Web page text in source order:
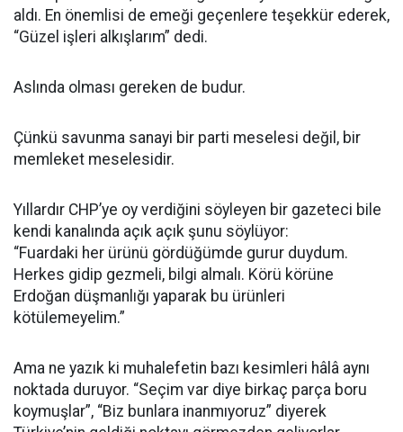
aldı. En önemlisi de emeği geçenlere teşekkür ederek,
“Güzel işleri alkışlarım” dedi.
Aslında olması gereken de budur.
Çünkü savunma sanayi bir parti meselesi değil, bir
memleket meselesidir.
Yıllardır CHP’ye oy verdiğini söyleyen bir gazeteci bile
kendi kanalında açık açık şunu söylüyor:
“Fuardaki her ürünü gördüğümde gurur duydum.
Herkes gidip gezmeli, bilgi almalı. Körü körüne
Erdoğan düşmanlığı yaparak bu ürünleri
kötülemeyelim.”
Ama ne yazık ki muhalefetin bazı kesimleri hâlâ aynı
noktada duruyor. “Seçim var diye birkaç parça boru
koymuşlar”, “Biz bunlara inanmıyoruz” diyerek